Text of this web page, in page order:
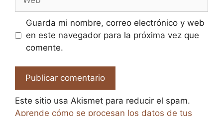
Guarda mi nombre, correo electrónico y web
en este navegador para la próxima vez que
comente.
Este sitio usa Akismet para reducir el spam.
Aprende cómo se procesan los datos de tus